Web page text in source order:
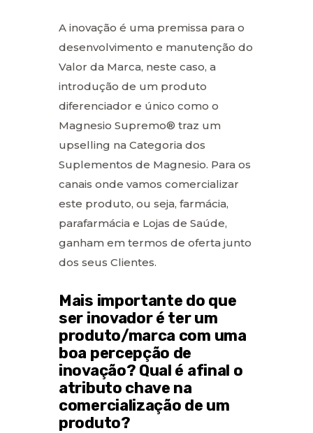
A inovação é uma premissa para o
desenvolvimento e manutenção do
Valor da Marca, neste caso, a
introdução de um produto
diferenciador e único como o
Magnesio Supremo® traz um
upselling na Categoria dos
Suplementos de Magnesio. Para os
canais onde vamos comercializar
este produto, ou seja, farmácia,
parafarmácia e Lojas de Saúde,
ganham em termos de oferta junto
dos seus Clientes.
Mais importante do que
ser inovador é ter um
produto/marca com uma
boa percepção de
inovação? Qual é afinal o
atributo chave na
comercialização de um
produto?